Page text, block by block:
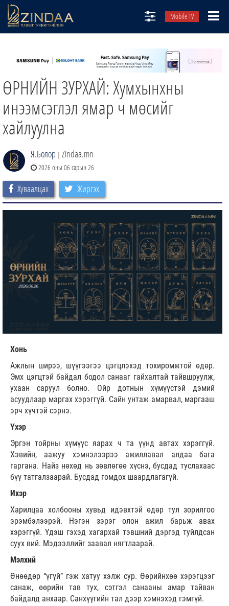
Mobile TV
ТВ8
ӨГЛӨӨНИЙ СОНИН
ЗИНДАА СЭТГҮҮЛ
ӨРНИЙН ЗУРХАЙ: Хумхынхны
инээмсэглэл ямар ч мөсийг
хайлуулна
Я.Болор | Zindaa.mn
2026 оны 06 сарын 26
Хуваалцах Жиргэх
Хонь
Ажлын ширээ, шүүгээгээ цэгцлэхэд тохиромжтой өдөр.
Эмх цэгцтэй байдал бодол санааг гайхалтай тайвшруулж,
ухаан саруул болно. Ойр дотнын хүмүүстэй дэмий
асуудлаар маргах хэрэггүй. Сайн унтаж амарвал, маргааш
эрч хүчтэй сэрнэ.
Үхэр
Эргэн тойрны хүмүүс яарах ч та үүнд автах хэрэггүй.
Хэвийн, аажуу хэмнэлээрээ ажиллавал алдаа бага
гаргана. Найз нөхөд нь зөвлөгөө хүснэ, бусдад туслахаас
бүү татгалзаарай. Бусдад гомдох шаардлагагүй.
Ихэр
Харилцаа холбооны хувьд идэвхтэй өдөр тул зорилгоо
эрэмбэлээрэй. Нэгэн зэрэг олон ажил барьж авах
хэрэггүй. Үдэш гэхэд хагархай тэвшний дэргэд туйлдсан
суух вий. Мэдээллийг заавал нягтлаарай.
Мэлхий
Өнөөдөр “үгүй” гэж хатуу хэлж сур. Өөрийнхөө хэрэгцээг
санаж, өөрийн тав тух, сэтгэл санааны амар тайван
байдалд анхаар. Санхүүгийн тал дээр хэмнэхэд гэмгүй.